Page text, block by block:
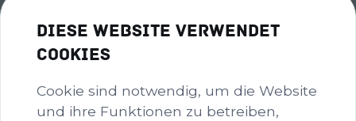
Diese Website verwendet
Cookies
Cookie sind notwendig, um die Website
und ihre Funktionen zu betreiben,